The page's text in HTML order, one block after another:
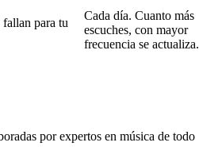
para tu
Cada día. Cuanto más
escuches, con mayor
frecuencia se actualiza.
por expertos en música de todo